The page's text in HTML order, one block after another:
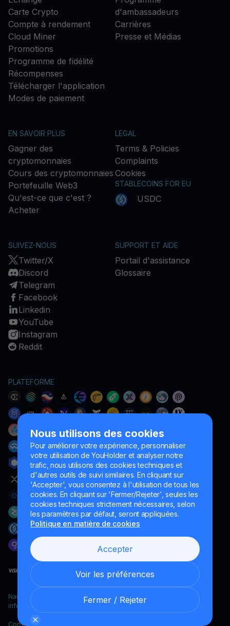
Nous utilisons des cookies
Pour améliorer votre expérience, personnaliser
votre utilisation de YouHolder et analyser notre
trafic, nous utilisons des cookies techniques et
d'autres outils de suivi similaires. En cliquant sur
'Accepter', vous consentez à l'utilisation de tous les
cookies. En cliquant sur 'Fermer/Rejeter', seules les
cookies techniques strictement nécessaires, selon
les paramètres par défaut, seront appliquées.
Politique en matière de cookies
Accepter
Voir les préférences
Fermer / Rejeter
Carte Crypto
Compte à rendement
Cloud Miner
Promotions
Programme de fidélité
Récompenses
Télécharger l'application
Modes de paiement
d'ambassadeurs
Carrières
Presse et Médias
EN SAVOIR PLUS
Gagner des
cryptomonnaies
Cours des cryptomonnaies
Portefeuille Web3
Qu'est-ce que c'est ?
Acheter
LEGAL
Terms & Policies
Complaints
Cookies
STABLECOINS FOR EU
USDC
SUIVEZ-NOUS
Twitter/X
Discord
Telegram
Facebook
Linkedin
YouTube
Instagram
Reddit
SUPPORT ET AIDE
Portail d'assistance
Glossaire
PLATEFORME
Naumard LTD. – uniquement à des fins de développement
informatique, de recherche et de marketing
Copyright YouHodler, 2026.